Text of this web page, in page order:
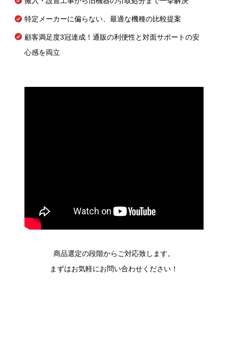
特定メーカーに偏らない、最適な機種の比較提案
顧客満足度3冠達成！通販の利便性と対面サポートの安
心感を両立
商品選定の段階からご対応致します。
まずはお気軽にお問い合わせください！